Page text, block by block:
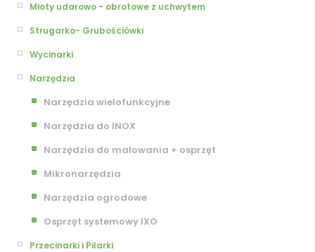
Młoty udarowo - obrotowe z uchwytem
Strugarko- Grubościówki
Wycinarki
Narzędzia
Narzędzia wielofunkcyjne
Narzędzia do INOX
Narzędzia do malowania + osprzęt
Mikronarzędzia
Narzędzia ogrodowe
Osprzęt systemowy IXO
Przecinarki i Pilarki